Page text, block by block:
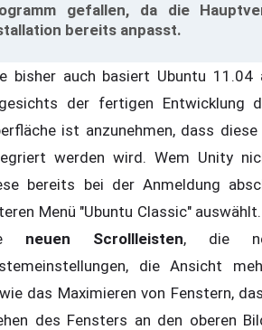
gefallen, da die
bereits anpasst.
bisher auch basiert Ubuntu 11.04
der fertigen Entwicklung
ist anzunehmen, dass
werden wird. Wem Unity
bereits bei der Anmeldung
Menü "Ubuntu Classic"
neuen Scrollleisten, die
die Ansicht
das Maximieren von Fenstern,
des Fensters an den oberen